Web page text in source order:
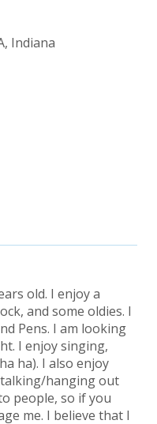
Indiana
old. I enjoy a
and some oldies. I
Pens. I am looking
I enjoy singing,
ha). I also enjoy
hanging out
people, so if you
me. I believe that I